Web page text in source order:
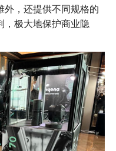
外，还提供不同规格的
，极大地保护商业隐